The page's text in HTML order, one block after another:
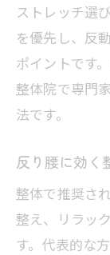
ストレッチ選
を優先し、反
ポイントです
整体院で専門
法です。
反り腰に効く
整体で推奨さ
整え、リラッ
す。代表的な